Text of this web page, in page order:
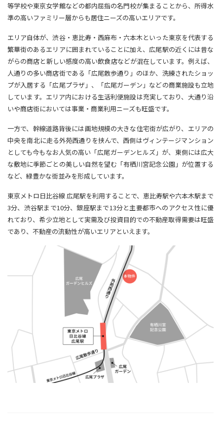
等学校や東京女学館などの都内屈指の名門校が集まることから、所得水
準の高いファミリー層からも居住ニーズの高いエリアです。
エリア自体が、渋谷・恵比寿・西麻布・六本木といった東京を代表する
繁華街のあるエリアに囲まれていることに加え、広尾駅の近くには昔な
がらの商店と新しい感度の高い飲食店などが混在しています。例えば、
人通りの多い商店街である「広尾散歩通り」のほか、洗練されたショッ
プが入居する「広尾プラザ」、「広尾ガーデン」などの商業施設も立地
しています。エリア内における生活利便施設は充実しており、大通り沿
いや商店街においては事業・商業利用ニーズも旺盛です。
一方で、幹線道路背後には画地規模の大きな住宅街が広がり、エリアの
中央を南北に走る外苑西通りを挟んで、西側はヴィンテージマンション
としても今もなお人気の高い「広尾ガーデンヒルズ」が、東側には広大
な敷地に季節ごとの美しい自然を望む「有栖川宮記念公園」が位置する
など、緑豊かな街並みを形成しています。
東京メトロ日比谷線 広尾駅を利用することで、恵比寿駅や六本木駅まで
3分、渋谷駅まで10分、銀座駅まで13分と主要都市へのアクセス性に優
れており、希少立地として実需及び投資目的での不動産取得需要は旺盛
であり、不動産の流動性が高いエリアといえます。